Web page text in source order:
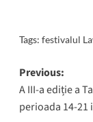
Tags: festivalul
Post
Previous:
A III-a ediție a
perioada 14-